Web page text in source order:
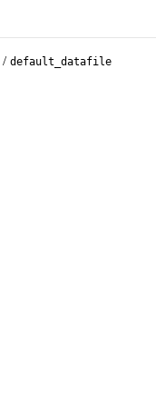
/ default_datafile